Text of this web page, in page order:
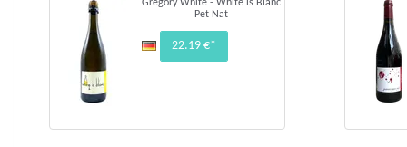
Gregory White - White is Blanc
Pet Nat
22.19 €*